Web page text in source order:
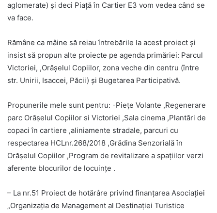
aglomerate) și deci Piață în Cartier E3 vom vedea când se
va face.
Rămâne ca mâine să reiau întrebările la acest proiect și
insist să propun alte proiecte pe agenda primăriei: Parcul
Victoriei, ,Orășelul Copiilor, zona veche din centru (între
str. Unirii, Isaccei, Păcii) și Bugetarea Participativă.
Propunerile mele sunt pentru: -Piețe Volante ,Regenerare
parc Orășelul Copiilor si Victoriei ,Sala cinema ,Plantări de
copaci în cartiere ,aliniamente stradale, parcuri cu
respectarea HCLnr.268/2018 ,Grădina Senzorială în
Orășelul Copiilor ,Program de revitalizare a spațiilor verzi
aferente blocurilor de locuințe .
– La nr.51 Proiect de hotărâre privind finanțarea Asociației
„Organizația de Management al Destinației Turistice